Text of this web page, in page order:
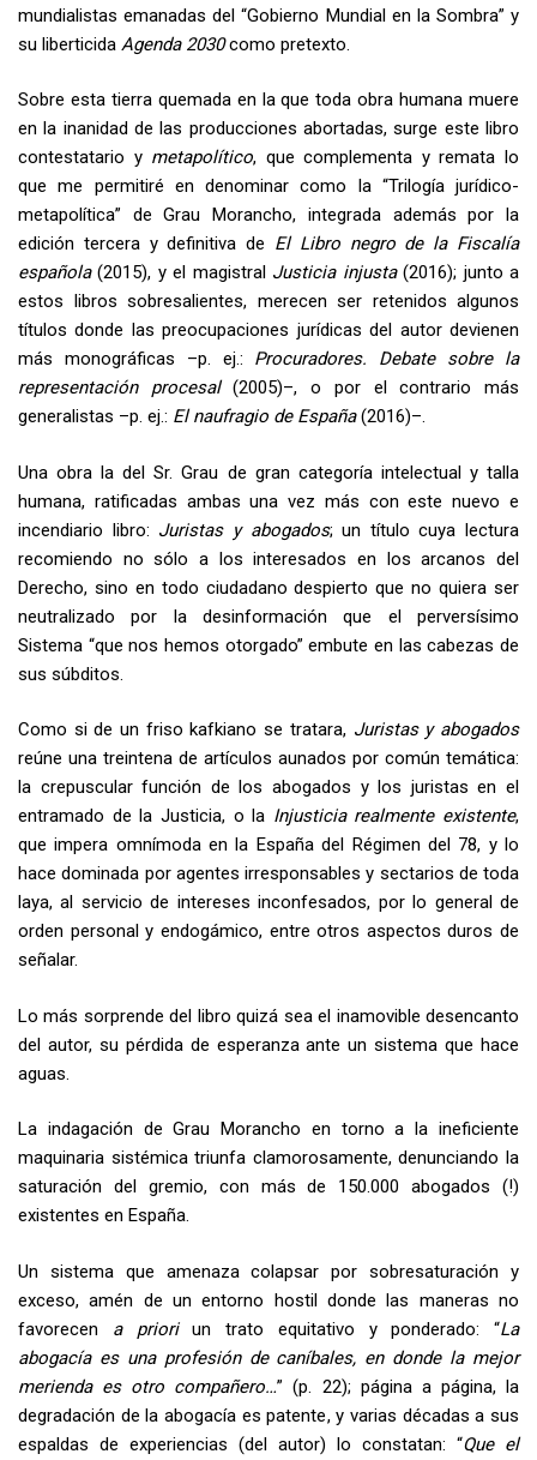
mundialistas emanadas del “Gobierno Mundial en la Sombra” y
su liberticida Agenda 2030como pretexto.
Sobre esta tierra quemada en la que toda obra humana muere
en la inanidad de las producciones abortadas, surge este libro
contestatario y metapolítico, que complementa y remata lo
que me permitiré en denominar como la “Trilogía jurídico-
metapolítica” de Grau Morancho, integrada además por la
edición tercera y definitiva de El Libro negro de la Fiscalía
española(2015), y el magistral Justicia injusta(2016); junto a
estos libros sobresalientes, merecen ser retenidos algunos
títulos donde las preocupaciones jurídicas del autor devienen
más monográficas –p. ej.: Procuradores. Debate sobre la
representación procesal(2005)–, o por el contrario más
generalistas –p. ej.: El naufragio de España(2016)–.
Una obra la del Sr. Grau de gran categoría intelectual y talla
humana, ratificadas ambas una vez más con este nuevo e
incendiario libro: Juristas y abogados; un título cuya lectura
recomiendo no sólo a los interesados en los arcanos del
Derecho, sino en todo ciudadano despierto que no quiera ser
neutralizado por la desinformación que el perversísimo
Sistema “que nos hemos otorgado” embute en las cabezas de
sus súbditos.
Como si de un friso kafkiano se tratara, Juristas y abogados
reúne una treintena de artículos aunados por común temática:
la crepuscular función de los abogados y los juristas en el
entramado de la Justicia, o la Injusticia realmente existente,
que impera omnímoda en la España del Régimen del 78, y lo
hace dominada por agentes irresponsables y sectarios de toda
laya, al servicio de intereses inconfesados, por lo general de
orden personal y endogámico, entre otros aspectos duros de
señalar.
Lo más sorprende del libro quizá sea el inamovible desencanto
del autor, su pérdida de esperanza ante un sistema que hace
aguas.
La indagación de Grau Morancho en torno a la ineficiente
maquinaria sistémica triunfa clamorosamente, denunciando la
saturación del gremio, con más de 150.000 abogados (!)
existentes en España.
Un sistema que amenaza colapsar por sobresaturación y
exceso, amén de un entorno hostil donde las maneras no
favorecen a prioriun trato equitativo y ponderado: “La
abogacía es una profesión de caníbales, en donde la mejor
merienda es otro compañero…” (p. 22); página a página, la
degradación de la abogacía es patente, y varias décadas a sus
espaldas de experiencias (del autor) lo constatan: “Que el